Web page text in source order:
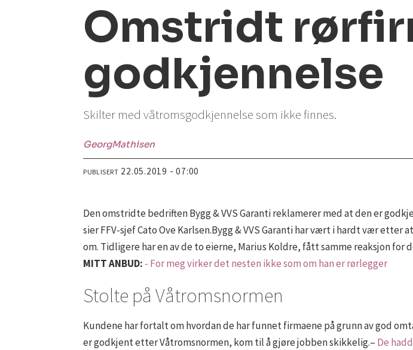
Omstridt
godkjennelse
Skilter med våtromsgodkjennelse som ikke finnes.
GeorgMathisen
PUBLISERT 22.05.2019 - 07:00
Den omstridte bedriften Bygg & VVS Garanti reklamerer med at den er
sier FFV-sjef Cato Ove Karlsen.Bygg & VVS Garanti har vært i hardt vær etter
om. Tidligere har en av de to eierne, Marius Koldre, fått samme reaksjon for
MITT ANBUD: - For meg virker det nesten ikke som om han er rørlegger
Stolte på Våtromsnormen
Kundene har fortalt om hvordan de har funnet firmaene på grunn av god
er godkjent etter Våtromsnormen, kom til å gjøre jobben skikkelig.– De